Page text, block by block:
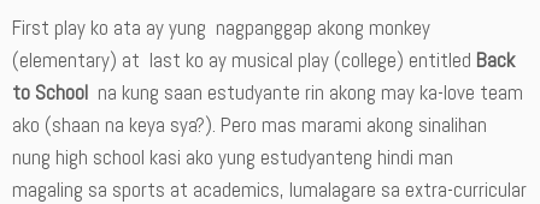
First play ko ata ay yung nagpanggap akong monkey
(elementary) at last ko ay musical play (college) entitled Back
to School na kung saan estudyante rin akong may ka-love team
ako (shaan na keya sya?). Pero mas marami akong sinalihan
nung high school kasi ako yung estudyanteng hindi man
magaling sa sports at academics, lumalagare sa extra-curricular